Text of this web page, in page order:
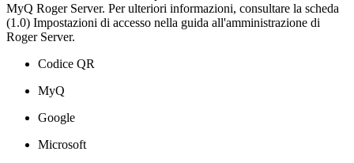
MyQ Roger Server. Per ulteriori informazioni, consultare la scheda
(1.0) Impostazioni di accesso nella guida all'amministrazione di
Roger Server.
Codice QR
MyQ
Google
Microsoft